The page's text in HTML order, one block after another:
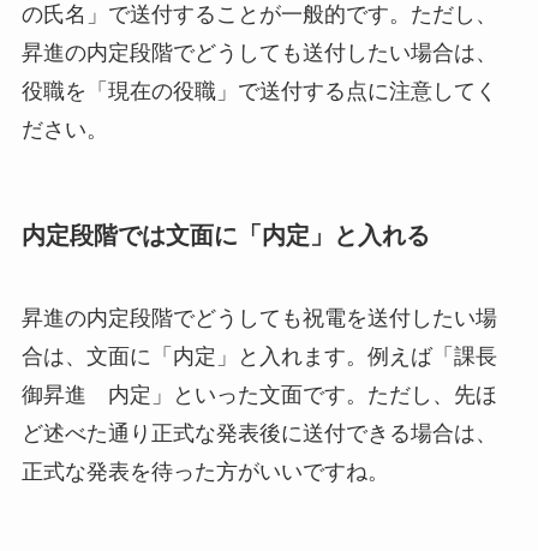
の氏名」で送付することが一般的です。ただし、
昇進の内定段階でどうしても送付したい場合は、
役職を「現在の役職」で送付する点に注意してく
ださい。
内定段階では文面に「内定」と入れる
昇進の内定段階でどうしても祝電を送付したい場
合は、文面に「内定」と入れます。例えば「課長
御昇進 内定」といった文面です。ただし、先ほ
ど述べた通り正式な発表後に送付できる場合は、
正式な発表を待った方がいいですね。